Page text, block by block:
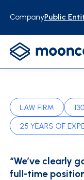
CompanyPublic
LAW FIRM
25 YEARS OF
“We’ve clearly
full-time